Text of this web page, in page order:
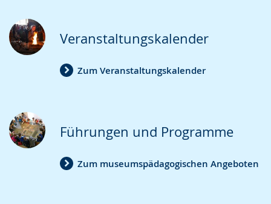
Veranstaltungskalender
Zum Veranstaltungskalender
Führungen und Programme
Zum museumspädagogischen Angeboten